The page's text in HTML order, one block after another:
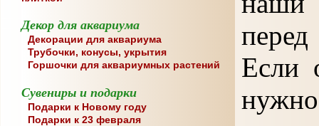
Декор для аквариума
Декорации для аквариума
Трубочки, конусы, укрытия
Горшочки для аквариумных растений
Сувениры и подарки
Подарки к Новому году
Подарки к 23 февраля
Если